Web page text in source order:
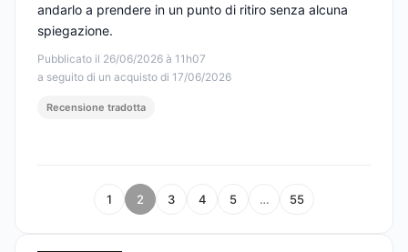
Pubblicato il 26/06/2026 à 11h07
a seguito di un acquisto di 17/06/2026
andarlo a prendere in un punto di ritiro senza alcuna
spiegazione.
Recensione tradotta
1 2 3 4 5 … 55